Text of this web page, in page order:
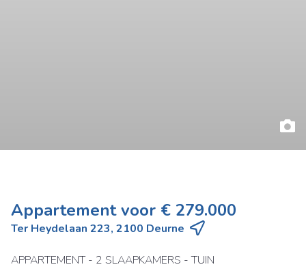
Appartement voor € 279.000
Ter Heydelaan 223, 2100 Deurne
APPARTEMENT - 2 SLAAPKAMERS - TUIN